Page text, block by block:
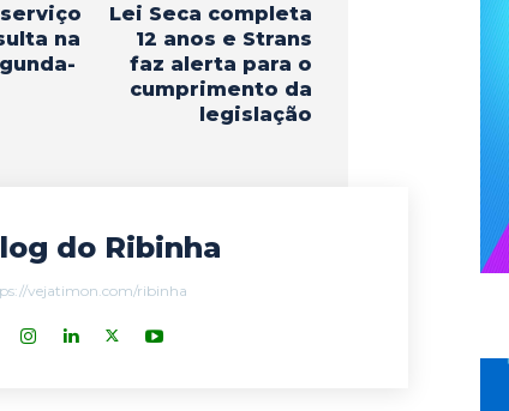
na
Lei Seca completa
12 anos e Strans
faz alerta para o
cumprimento da
legislação
do Ribinha
vejatimon.com/ribinha